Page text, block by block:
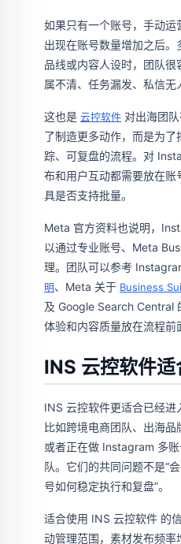
如果只有一个账号，手动
出现在账号数量增加之后
品线或内容人设时，团队
属不清、任务漏发、私信无
这也是 云控软件 对出海团
了制造更多动作，而是为
踪、可复盘的流程。对
布和用户互动都需要放在
具是否支持批量。
Meta 官方资料也说明，
以通过专业账号、Meta
理。团队可以参考
明、Meta 关于 Business
及 Google Search Central
体验和内容质量放在流程前
INS 云控软件
INS 云控软件更适合已经进
比如跨境电商团队、出海品
或者正在做 Instagram 多
队。它们的共同问题不是“
号如何稳定执行和复盘”。
适合使用 INS 云控软件 的
动管理范围，素材发布频